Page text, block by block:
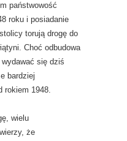
państwowość
roku i posiadanie
torują drogę do
Choć odbudowa
się dziś
bardziej
rokiem 1948.
wielu
że